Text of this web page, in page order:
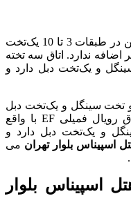
اتاق های سه تخته خانواده با قرار گرفتن در طبقات 3 تا 10 یک‌تخت
ندارد. اتاق سه تخته
3 تا 10 یک‌تخت سینگل و یک‌تخت دبل دارد و
رویال فمیلی در طبقات 3 تا 10 دو تخت سینگل و یک‌تخت دبل
دارد؛ اما ظرفیت نفر اضافه ندارد. اتاق رویال فمیلی EF با واقع
دو تخت سینگل و یک‌تخت دبل دارد و
اسپیناس بلوار تهران می
اسپیناس بلوار